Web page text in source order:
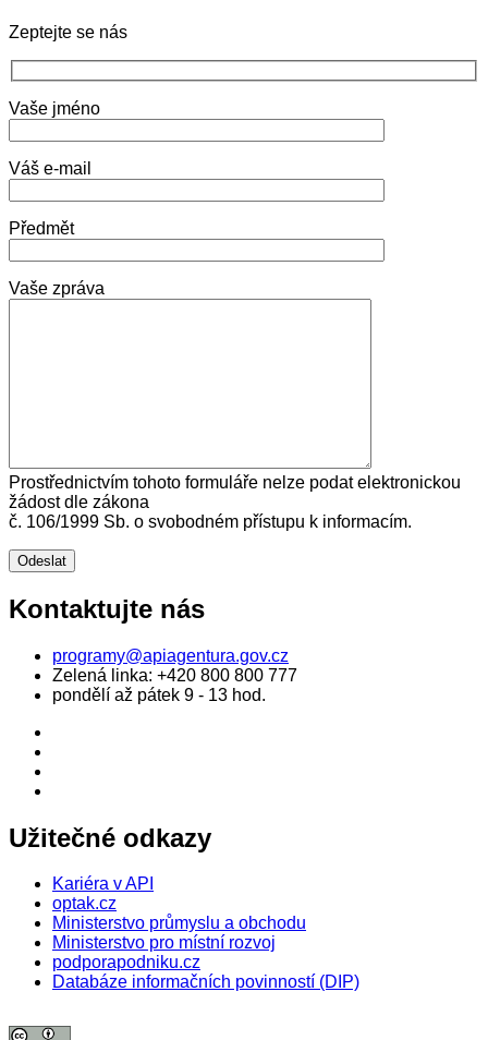
Zeptejte se nás
Vaše jméno
Váš e-mail
Předmět
Vaše zpráva
Prostřednictvím tohoto formuláře nelze podat elektronickou
žádost dle zákona
č. 106/1999 Sb. o svobodném přístupu k informacím.
Kontaktujte nás
programy@apiagentura.gov.cz
Zelená linka: +420 800 800 777
pondělí až pátek 9 - 13 hod.
Užitečné odkazy
Kariéra v API
optak.cz
Ministerstvo průmyslu a obchodu
Ministerstvo pro místní rozvoj
podporapodniku.cz
Databáze informačních povinností (DIP)